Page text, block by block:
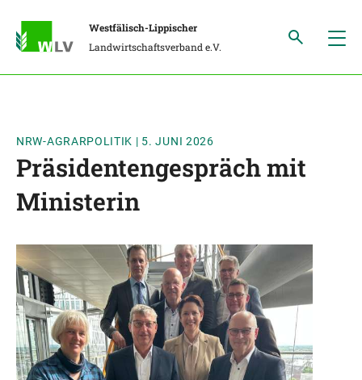
Westfälisch-Lippischer
Landwirtschaftsverband e.V.
NRW-AGRARPOLITIK | 5. JUNI 2026
Präsidentengespräch mit
Ministerin